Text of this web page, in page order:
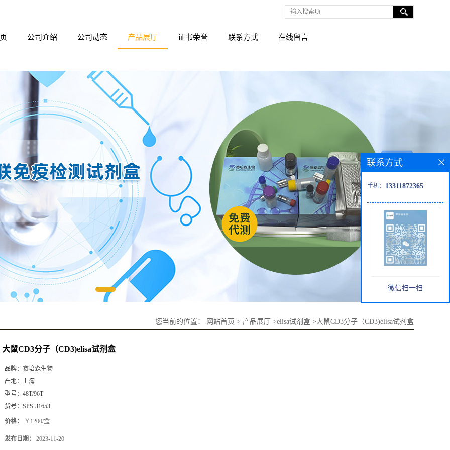
公司介绍 公司动态 产品展厅 证书荣誉 联系方式 在线留言
您当前的位置： 网站首页 > 产品展厅 >elisa试剂盒 >大鼠CD3分子（CD3)elisa试剂盒
大鼠CD3分子（CD3)elisa试剂盒
品牌： 赛培森生物
产地： 上海
型号： 48T/96T
货号： SPS-31653
价格： ￥1200/盒
发布日期： 2023-11-20
联系方式
手机： 13311872365
微信扫一扫